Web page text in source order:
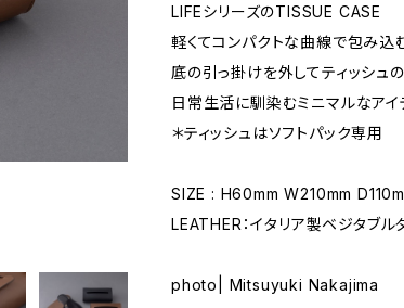
LIFEシリーズのTISSUE CASE
軽くてコンパクトな曲線で包み込
底の引っ掛けを外してティッシュ
日常生活に馴染むミニマルなアイ
＊ティッシュはソフトパック専用
SIZE : H60mm W210mm
LEATHER：イタリア製ベジタブ
photo| Mitsuyuki Nakajima